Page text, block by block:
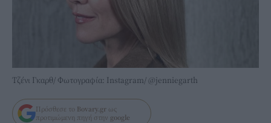
Τζένι Γκαρθ/ Φωτογραφία: Instagram/ @jenniegarth
Πρόσθεσε το Bovary.gr ως
προτιμώμενη πηγή στην google